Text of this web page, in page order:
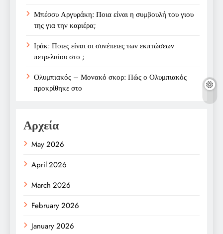
Μπέσσυ Αργυράκη: Ποια είναι η συμβουλή του γιου
της για την καριέρα;
Ιράκ: Ποιες είναι οι συνέπειες των εκπτώσεων
πετρελαίου στο ;
Ολυμπιακός – Μονακό σκορ: Πώς ο Ολυμπιακός
προκρίθηκε στο
Αρχεία
May 2026
April 2026
March 2026
February 2026
January 2026